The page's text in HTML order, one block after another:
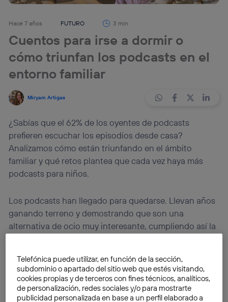
Hace 7 años FUTURO 3 min
Cuentos para irse a dormir o
cómo triunfan los podcasts en el
entorno familiar
Miryam Artigas
¿Sabías que el 62% de los oyentes de podcasts
prefieren escuchar los episodios desde casa?
Analizamos cómo están triunfando en el ámbito
familiar y qué retos plantea que cada vez haya más
podcasts para niños.
Los podcasts han llegado para quedarse. Llevan años
ganando terreno y demostrando que son una
alternativa de ocio muy interesante, cumpliendo así la
porDigital News Report,cuatro de cada diez
internautas en España han escuchado al menos un
podcast en el último mes, superando la cifra de
Telefónica puede utilizar, en función de la sección,
subdominio o apartado del sitio web que estés visitando,
cookies propias y de terceros con fines técnicos, analíticos,
de personalización, redes sociales y/o para mostrarte
publicidad personalizada en base a un perfil elaborado a